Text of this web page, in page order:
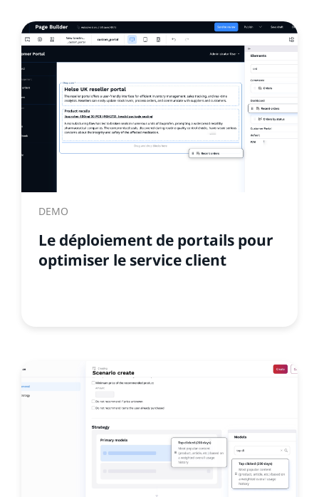
DEMO
Le déploiement de portails pour
optimiser le service client